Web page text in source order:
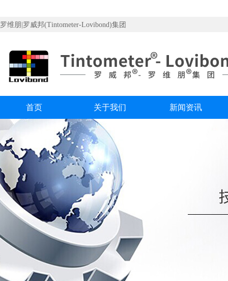
罗维朋|罗威邦(Tintometer-Lovibond)集团
首页 关于我们 新闻资讯